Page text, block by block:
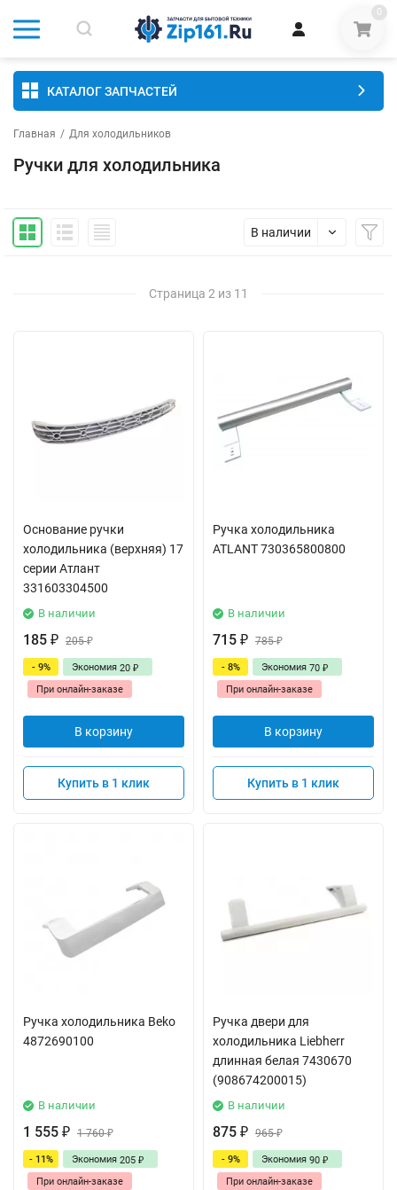
0
КАТАЛОГ ЗАПЧАСТЕЙ
Главная / Для холодильников
Ручки для холодильника
В наличии
Страница 2 из 11
Основание ручки
холодильника (верхняя) 17
серии Атлант
331603304500
В наличии
185 ₽ 205₽
- 9% Экономия 20 ₽
При онлайн-заказе
В корзину
Купить в 1 клик
Ручка холодильника
ATLANT 730365800800
В наличии
715 ₽ 785₽
- 8% Экономия 70 ₽
При онлайн-заказе
В корзину
Купить в 1 клик
Ручка холодильника Beko
4872690100
В наличии
1 555 ₽ 1 760₽
- 11% Экономия 205 ₽
При онлайн-заказе
Ручка двери для
холодильника Liebherr
длинная белая 7430670
(908674200015)
В наличии
875 ₽ 965₽
- 9% Экономия 90 ₽
При онлайн-заказе